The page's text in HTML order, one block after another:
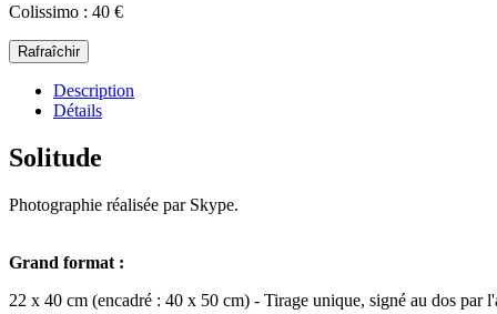
Colissimo : 40 €
Description
Détails
Solitude
Photographie réalisée par Skype.
Grand format :
22 x 40 cm (encadré : 40 x 50 cm) - Tirage unique, signé au dos par